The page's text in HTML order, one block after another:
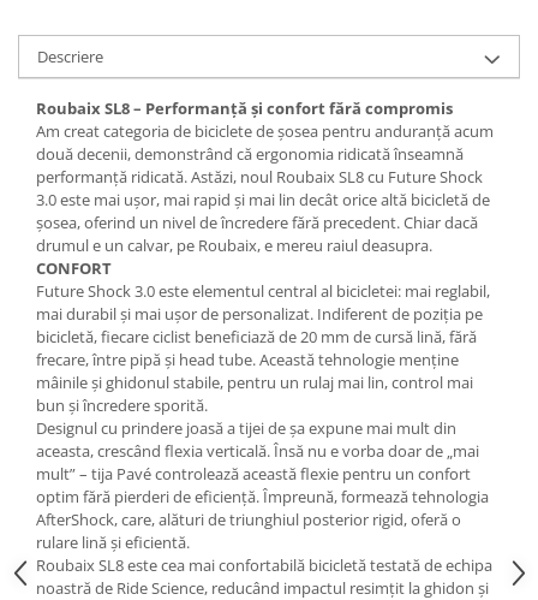
Za conectare rapidă
Manete Schimbător, Frâna, Combo
Manete frână
Manete combo
Piese manete
Manete schimbător
Manșoane și ghidolină
Ghidolină
Accesorii
Manșoane
Pedale
Pinioane
Pipe
Roți
Roți spate
Set roți
Accesorii roți
Descriere
Roubaix SL8 – Performanță și confort fără compromis
Am creat categoria de biciclete de șosea pentru anduranță acum
două decenii, demonstrând că ergonomia ridicată înseamnă
performanță ridicată. Astăzi, noul Roubaix SL8 cu Future Shock
3.0 este mai ușor, mai rapid și mai lin decât orice altă bicicletă de
șosea, oferind un nivel de încredere fără precedent. Chiar dacă
drumul e un calvar, pe Roubaix, e mereu raiul deasupra.
CONFORT
Future Shock 3.0 este elementul central al bicicletei: mai reglabil,
mai durabil și mai ușor de personalizat. Indiferent de poziția pe
bicicletă, fiecare ciclist beneficiază de 20 mm de cursă lină, fără
frecare, între pipă și head tube. Această tehnologie menține
mâinile și ghidonul stabile, pentru un rulaj mai lin, control mai
bun și încredere sporită.
Designul cu prindere joasă a tijei de șa expune mai mult din
aceasta, crescând flexia verticală. Însă nu e vorba doar de „mai
mult” – tija Pavé controlează această flexie pentru un confort
optim fără pierderi de eficiență. Împreună, formează tehnologia
AfterShock, care, alături de triunghiul posterior rigid, oferă o
rulare lină și eficientă.
Roubaix SL8 este cea mai confortabilă bicicletă testată de echipa
noastră de Ride Science, reducând impactul resimțit la ghidon și